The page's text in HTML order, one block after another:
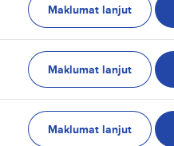
Maklumat lanjut
Maklumat lanjut
Maklumat lanjut